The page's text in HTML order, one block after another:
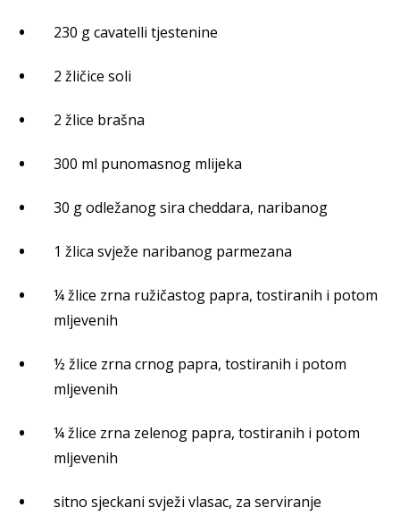
230 g cavatelli tjestenine
2 žličice soli
2 žlice brašna
300 ml punomasnog mlijeka
30 g odležanog sira cheddara, naribanog
1 žlica svježe naribanog parmezana
¼ žlice zrna ružičastog papra, tostiranih i potom
mljevenih
½ žlice zrna crnog papra, tostiranih i potom
mljevenih
¼ žlice zrna zelenog papra, tostiranih i potom
mljevenih
sitno sjeckani svježi vlasac, za serviranje